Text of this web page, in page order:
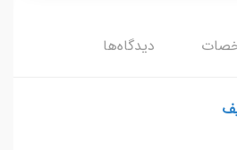
دیدگاه‌ها